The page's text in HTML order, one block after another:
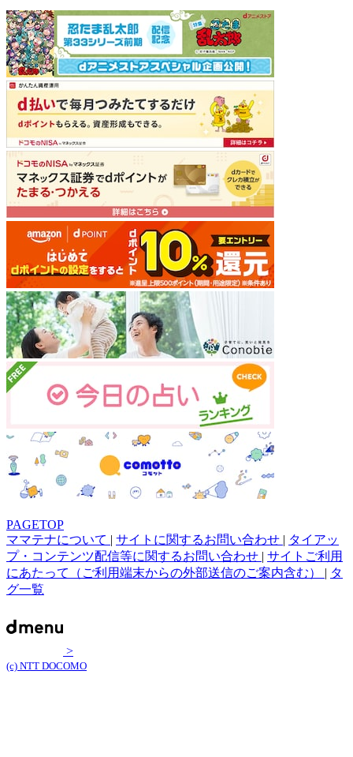
PAGETOP
ママテナについて | サイトに関するお問い合わせ | タイアッ
プ・コンテンツ配信等に関するお問い合わせ | サイトご利用
にあたって（ご利用端末からの外部送信のご案内含む） | タ
グ一覧
>
(c) NTT DOCOMO